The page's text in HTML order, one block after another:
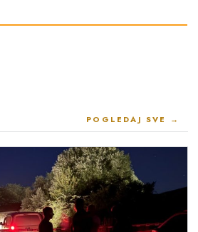
POGLEDAJ SVE →